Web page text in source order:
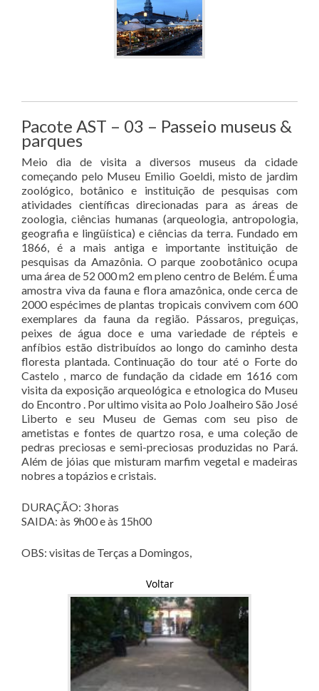
Pacote AST – 03 – Passeio museus &
parques
Meio dia de visita a diversos museus da cidade
começando pelo Museu Emilio Goeldi, misto de jardim
zoológico, botânico e instituição de pesquisas com
atividades científicas direcionadas para as áreas de
zoologia, ciências humanas (arqueologia, antropologia,
geografia e lingüística) e ciências da terra. Fundado em
1866, é a mais antiga e importante instituição de
pesquisas da Amazônia. O parque zoobotânico ocupa
uma área de 52 000 m2 em pleno centro de Belém. É uma
amostra viva da fauna e flora amazônica, onde cerca de
2000 espécimes de plantas tropicais convivem com 600
exemplares da fauna da região. Pássaros, preguiças,
peixes de água doce e uma variedade de répteis e
anfíbios estão distribuídos ao longo do caminho desta
floresta plantada. Continuação do tour até o Forte do
Castelo , marco de fundação da cidade em 1616 com
visita da exposição arqueológica e etnologica do Museu
do Encontro . Por ultimo visita ao Polo Joalheiro São José
Liberto e seu Museu de Gemas com seu piso de
ametistas e fontes de quartzo rosa, e uma coleção de
pedras preciosas e semi-preciosas produzidas no Pará.
Além de jóias que misturam marfim vegetal e madeiras
nobres a topázios e cristais.
DURAÇÃO: 3 horas
SAIDA: às 9h00 e às 15h00
OBS: visitas de Terças a Domingos,
Voltar